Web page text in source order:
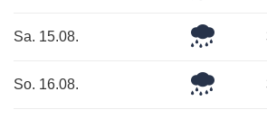
Sa. 15.08.
So. 16.08.